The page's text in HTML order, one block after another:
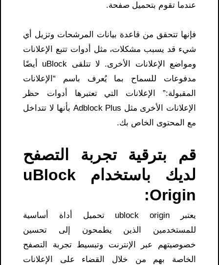
عندما تقوم بتحميل صفحة.
فإنها تتحقق من قاعدة بيانات المرشحات وتزيل أي
شيء قد يسبب مشكلات، مثل أدوات تتبع الإعلانات
ومواضع الإعلانات الأخرى. لا تتلقى uBlock أيضًا
مدفوعات للسماح بما يُعرف باسم “الإعلانات
المقبولة:” الإعلانات التي تعتبرها أدوات حظر
الإعلانات الأخرى مثل Adblock Plus بأنها لا تتداخل
مع المحتوى الخاص بك.
قم بترقية تجربة التصفح
لديك باستخدام uBlock
Origin:
يعتبر ublock origin تحميل​ أداة أساسية
للمستخدمين الذين يطمحون إلى تحسين
خصوصيتهم عبر الإنترنت وتبسيط تجربة التصفح
الخاصة بهم من خلال القضاء على الإعلانات